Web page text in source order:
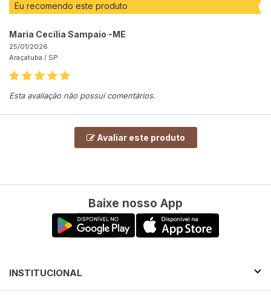
Eu recomendo este produto
Maria Cecília Sampaio -ME
25/01/2026
Araçatuba / SP
Esta avaliação não possui comentários.
Avaliar este produto
Baixe nosso App
INSTITUCIONAL